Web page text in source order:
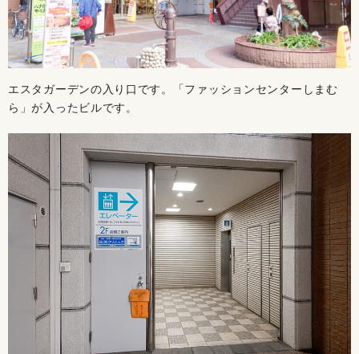
エスタガーデンの入り口です。「ファッションセンターしまむ
ら」が入ったビルです。